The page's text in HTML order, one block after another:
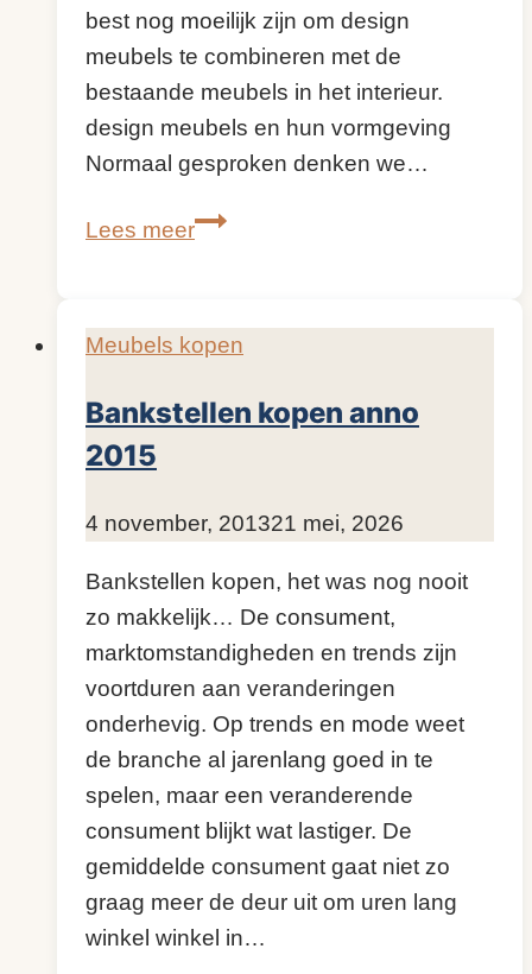
best nog moeilijk zijn om design
meubels te combineren met de
bestaande meubels in het interieur.
design meubels en hun vormgeving
Normaal gesproken denken we…
Lees meerDesign
wat
voor
u?
Meubels kopen
Bankstellen kopen anno
2015
DoorKijkopMeubelen.nl
4 november, 201321 mei, 2026
Bankstellen kopen, het was nog nooit
zo makkelijk… De consument,
marktomstandigheden en trends zijn
voortduren aan veranderingen
onderhevig. Op trends en mode weet
de branche al jarenlang goed in te
spelen, maar een veranderende
consument blijkt wat lastiger. De
gemiddelde consument gaat niet zo
graag meer de deur uit om uren lang
winkel winkel in…